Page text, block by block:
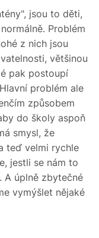
jsou to děti,
Problém
z nich jsou
většinou
pak postoupí
problém ale
způsobem
do školy aspoň
smysl, že
teď velmi rychle
jestli se nám to
A úplně zbytečné
vymýšlet nějaké